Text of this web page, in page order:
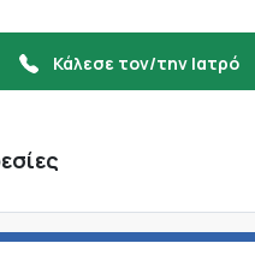
Κάλεσε τον/την Ιατρό